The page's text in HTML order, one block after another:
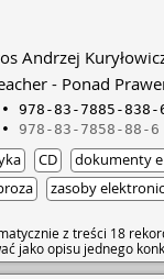
Andrzej
- Ponad
978-83-7885-838-
978-83-7858-88-6
CD
dokumenty
zasoby
z treści 18
jako opisu jednego